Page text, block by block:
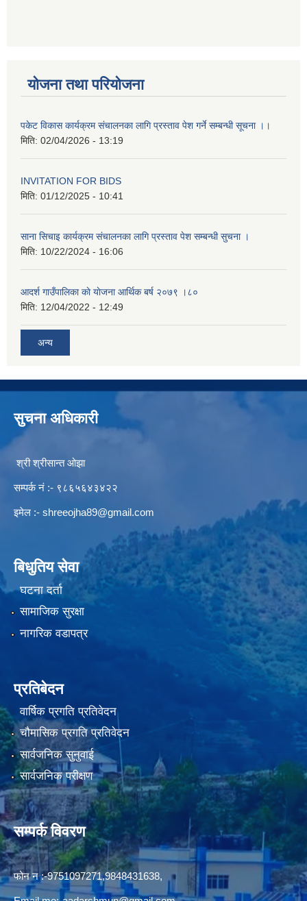
योजना तथा परियोजना
पकेट विकास कार्यक्रम संचालनका लागि प्रस्ताव पेश गर्ने सम्बन्धी सूचना ।।
मिति: 02/04/2026 - 13:19
INVITATION FOR BIDS
मिति: 01/12/2025 - 10:41
साना सिचाइ कार्यक्रम संचालनका लागि प्रस्ताव पेश सम्बन्धी सुचना ।
मिति: 10/22/2024 - 16:06
आदर्श गाउँपालिका काे याेजना आर्थिक बर्ष २०७९ ।८०
मिति: 12/04/2022 - 12:49
अन्य
सुचना अधिकारी
श्री श्रीसान्त ओझा
सम्पर्क नं :- ९८६५६४३४२२
इमेल :- shreeojha89@gmail.com
बिधुतिय सेवा
घटना दर्ता
सामाजिक सुरक्षा
नागरिक वडापत्र
प्रतिबेदन
वार्षिक प्रगति प्रतिवेदन
चौमासिक प्रगति प्रतिवेदन
सार्वजनिक सुनुवाई
सार्वजनिक परीक्षण
सम्पर्क विवरण
फोन न‍‍‌ :-9751097271,9848431638,